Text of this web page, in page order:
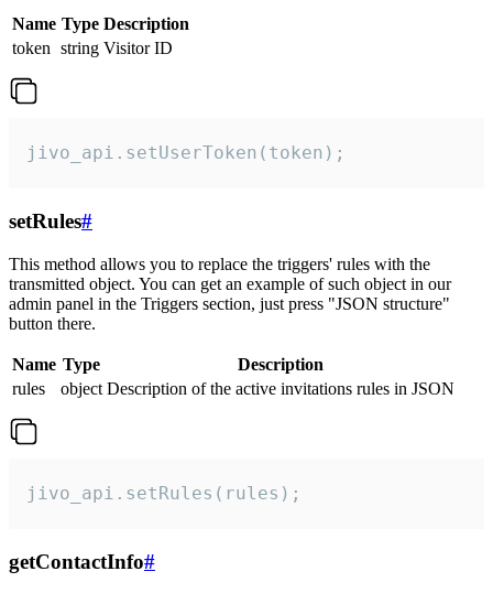
Name Type Description
token string Visitor ID
jivo_api.setUserToken(token);
setRules#
This method allows you to replace the triggers' rules with the
transmitted object. You can get an example of such object in our
admin panel in the Triggers section, just press "JSON structure"
button there.
Name Type
Description
rules
object Description of the active invitations rules in JSON
jivo_api.setRules(rules);
getContactInfo#